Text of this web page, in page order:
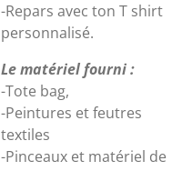
-Repars avec ton T shirt
personnalisé.
Le matériel fourni :
-Tote bag,
-Peintures et feutres
textiles
-Pinceaux et matériel de